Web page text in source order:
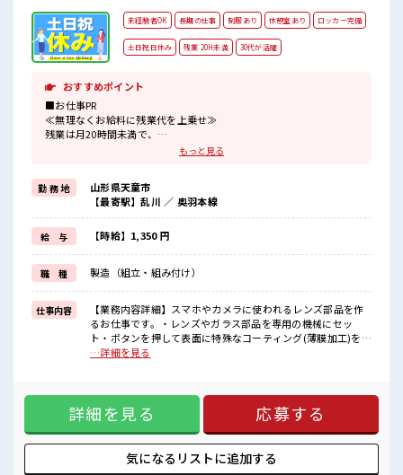
未経験者OK 長期の仕事 制服あり 休憩室あり ロッカー完備
土日祝日休み 残業 20H未満 30代が活躍
おすすめポイント
■お仕事PR
≪無理なくお給料に残業代を上乗せ≫
残業は月20時間未満で、
週末は家族や友人と一緒にプライベート満喫！
≪機能的な制服アリ≫
制服があるので、
毎日の服装の悩み解消♪
≪初めての仕事だけど自分にもできそう≫
新しいことにチャレンジするのは不安だけど、
しっかり働く環境が整っています！
イチからスキルUP・ステップUP目指していきましょう！
≪様々なお仕事をご提案≫
一人で悩まず気軽に相談できる、
派遣のお仕事です！
■職場の雰囲気
安心してお仕事に集中♪
ホドよく残業があるのでホドよく働きたい方にオススメ！
もっと見る
勤 務 地
山形県天童市
【最寄駅】乱川 ／ 奥羽本線
給 与 【時給】1,350 円
職 種 製造（組立・組み付け）
仕事内容
【業務内容詳細】スマホやカメラに使われるレンズ部品を作
るお仕事です。・レンズやガラス部品を専用の機械にセッ
ト・ボタンを押して表面に特殊なコーティング(薄膜加工)を行
う・加工後の製品を取り出す・キズや汚れがないか目で見て
って進めるため、工場勤務が初めての方でも安心してスター
トできます◎空調完備のキレイな職場で、コツコツ・モクモ
ク作業が好きな方におすすめです。【取扱製品情報】スマー
トフォン、デジタルカメラ、医療機器、半導体製造装置など
に使用される光学レンズ・ガラス部品 ■お仕事PR ≪無理なく
お給料に残業代を上乗せ≫ 残業は月20時間未満で、 ほどよく
…詳細を見る
詳細を見る 応募する
気になるリストに追加する